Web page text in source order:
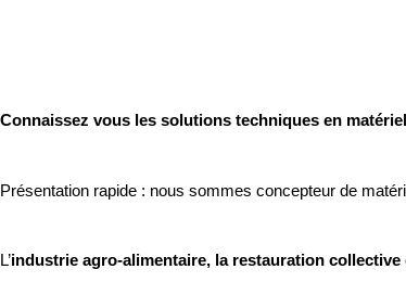
Connaissez vous les solutions techniques en
Présentation rapide : nous sommes concepteur de
L’industrie agro-alimentaire, la restauration collective